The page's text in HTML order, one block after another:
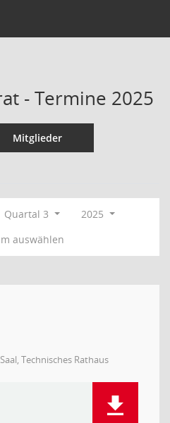
- Termine 2025
Mitglieder
Quartal 3
2025
auswählen
Technisches Rathaus